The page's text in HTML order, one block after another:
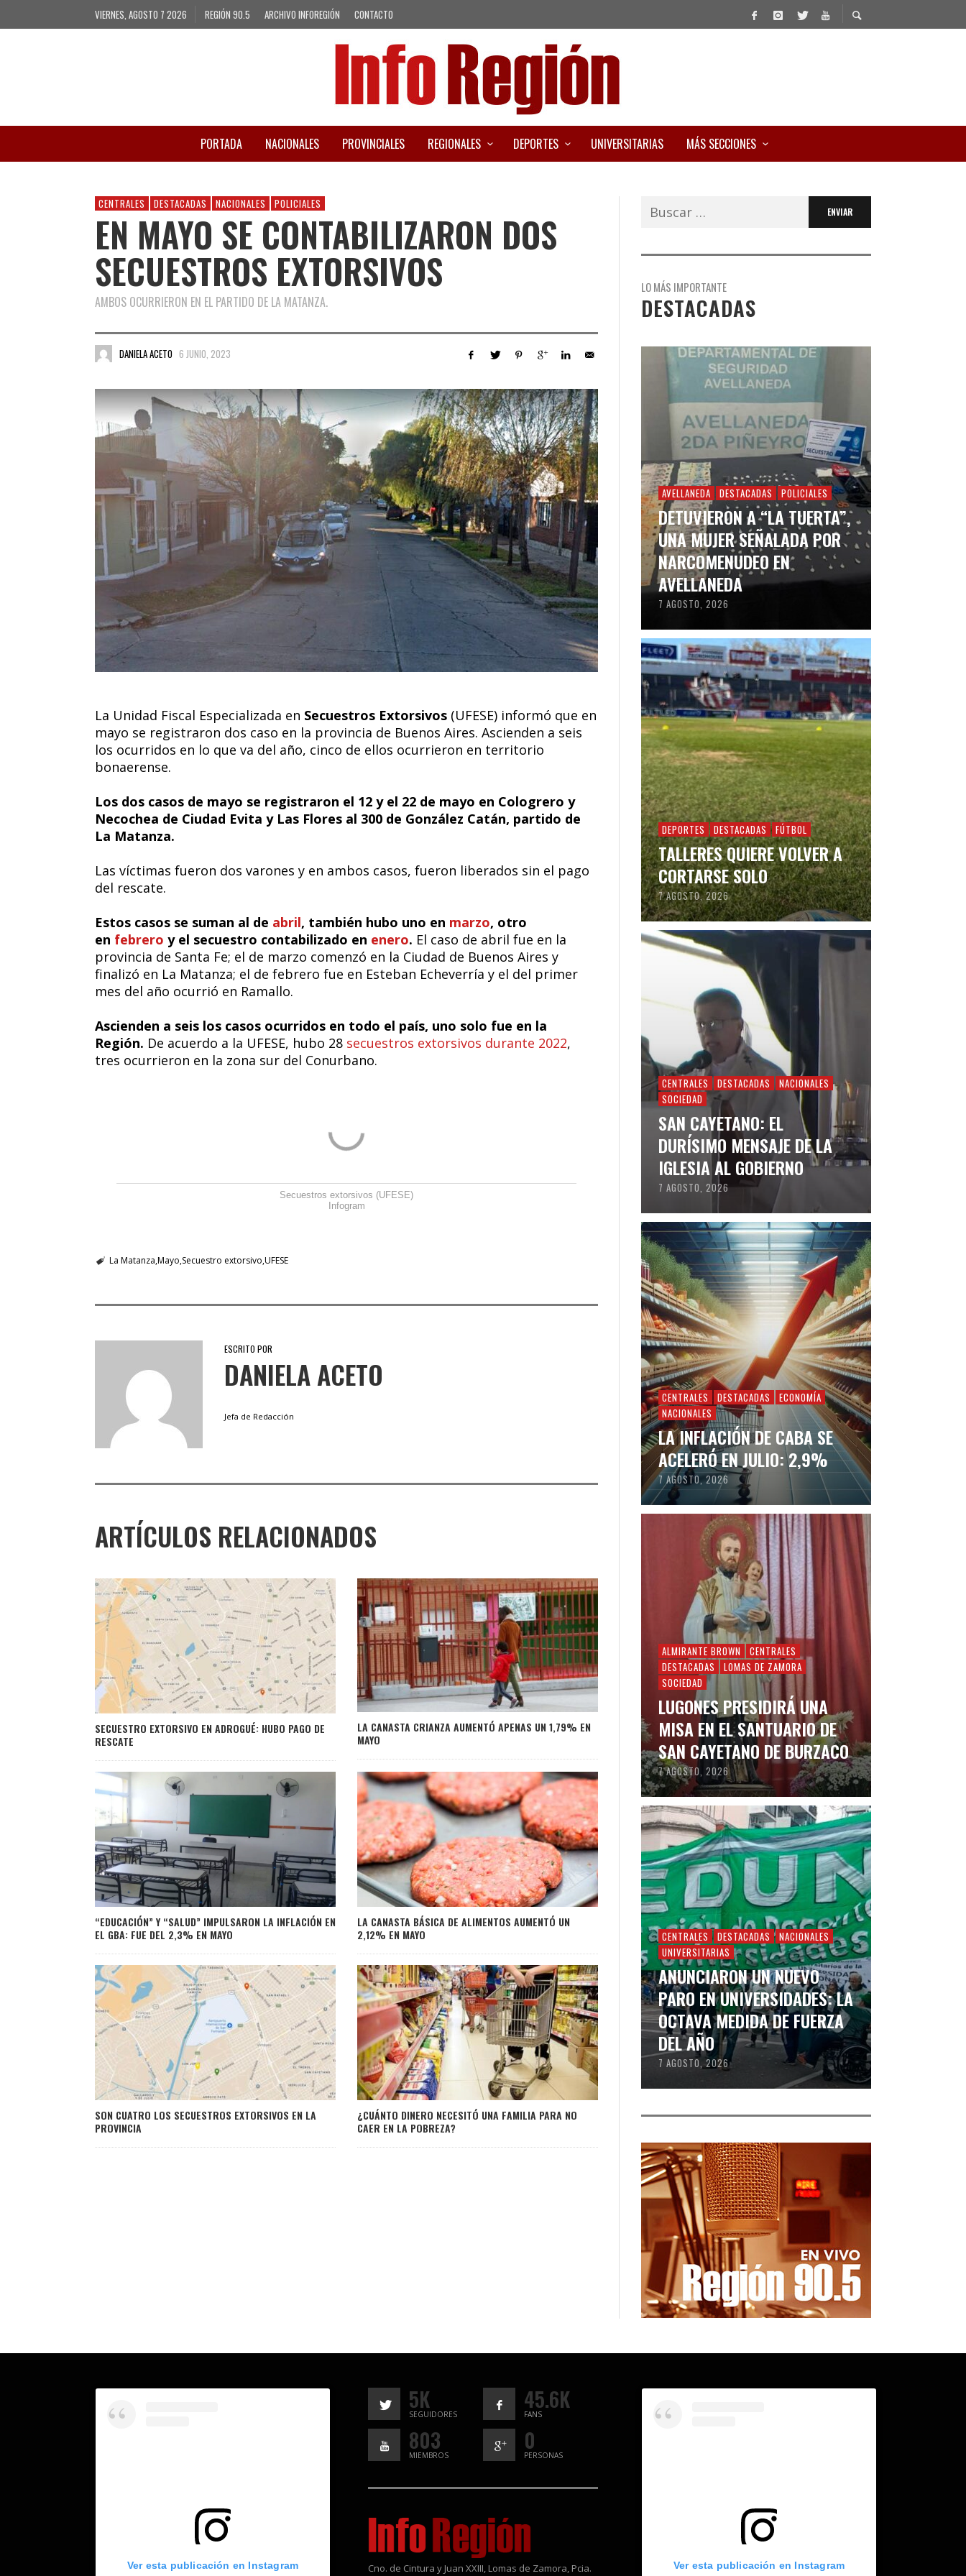
VIERNES, AGOSTO 7 2026 REGIÓN 90.5 ARCHIVO INFOREGIÓN CONTACTO
PORTADA NACIONALES PROVINCIALES REGIONALES DEPORTES UNIVERSITARIAS MÁS SECCIONES
CENTRALES DESTACADAS NACIONALES POLICIALES
EN MAYO SE CONTABILIZARON DOS
SECUESTROS EXTORSIVOS
AMBOS OCURRIERON EN EL PARTIDO DE LA MATANZA.
DANIELA ACETO 6 JUNIO, 2023
La Unidad Fiscal Especializada en Secuestros Extorsivos (UFESE) informó que en
mayo se registraron dos caso en la provincia de Buenos Aires. Ascienden a seis
los ocurridos en lo que va del año, cinco de ellos ocurrieron en territorio
bonaerense.
Los dos casos de mayo se registraron el 12 y el 22 de mayo en Cologrero y
Necochea de Ciudad Evita y Las Flores al 300 de González Catán, partido de
La Matanza.
Las víctimas fueron dos varones y en ambos casos, fueron liberados sin el pago
del rescate.
Estos casos se suman al de abril, también hubo uno en marzo, otro
en febrero y el secuestro contabilizado en enero. El caso de abril fue en la
provincia de Santa Fe; el de marzo comenzó en la Ciudad de Buenos Aires y
finalizó en La Matanza; el de febrero fue en Esteban Echeverría y el del primer
mes del año ocurrió en Ramallo.
Ascienden a seis los casos ocurridos en todo el país, uno solo fue en la
Región. De acuerdo a la UFESE, hubo 28 secuestros extorsivos durante 2022,
tres ocurrieron en la zona sur del Conurbano.
Secuestros extorsivos (UFESE)
Infogram
La Matanza Mayo Secuestro extorsivo UFESE
ESCRITO POR
DANIELA ACETO
Jefa de Redacción
ARTÍCULOS RELACIONADOS
SECUESTRO EXTORSIVO EN ADROGUÉ: HUBO PAGO DE
RESCATE
LA CANASTA CRIANZA AUMENTÓ APENAS UN 1,79% EN
MAYO
“EDUCACIÓN” Y “SALUD” IMPULSARON LA INFLACIÓN EN
EL GBA: FUE DEL 2,3% EN MAYO
LA CANASTA BÁSICA DE ALIMENTOS AUMENTÓ UN
2,12% EN MAYO
SON CUATRO LOS SECUESTROS EXTORSIVOS EN LA
PROVINCIA
¿CUÁNTO DINERO NECESITÓ UNA FAMILIA PARA NO
CAER EN LA POBREZA?
Buscar:
LO MÁS IMPORTANTE
DESTACADAS
AVELLANEDA DESTACADAS POLICIALES
DETUVIERON A “LA TUERTA”,
UNA MUJER SEÑALADA POR
NARCOMENUDEO EN
AVELLANEDA
7 AGOSTO, 2026
DEPORTES DESTACADAS FÚTBOL
TALLERES QUIERE VOLVER A
CORTARSE SOLO
7 AGOSTO, 2026
CENTRALES DESTACADAS
NACIONALES
SOCIEDAD
SAN CAYETANO: EL
DURÍSIMO MENSAJE DE LA
IGLESIA AL GOBIERNO
7 AGOSTO, 2026
CENTRALES DESTACADAS
ECONOMÍA
NACIONALES
LA INFLACIÓN DE CABA SE
ACELERÓ EN JULIO: 2,9%
7 AGOSTO, 2026
ALMIRANTE BROWN
CENTRALES
DESTACADAS
LOMAS DE ZAMORA
SOCIEDAD
LUGONES PRESIDIRÁ UNA
MISA EN EL SANTUARIO DE
SAN CAYETANO DE BURZACO
7 AGOSTO, 2026
CENTRALES DESTACADAS
NACIONALES
UNIVERSITARIAS
ANUNCIARON UN NUEVO
PARO EN UNIVERSIDADES: LA
OCTAVA MEDIDA DE FUERZA
DEL AÑO
7 AGOSTO, 2026
Ver esta publicación en Instagram
5K
SEGUIDORES
45.6K
FANS
803
MIEMBROS
0
PERSONAS
Cno. de Cintura y Juan XXIII, Lomas de Zamora, Pcia. Ver esta publicación en Instagram